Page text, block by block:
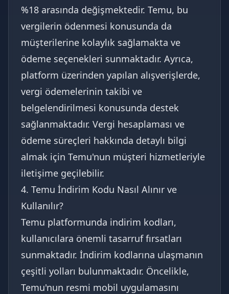
%18 arasında değişmektedir. Temu, bu
vergilerin ödenmesi konusunda da
müşterilerine kolaylık sağlamakta ve
ödeme seçenekleri sunmaktadır. Ayrıca,
platform üzerinden yapılan alışverişlerde,
vergi ödemelerinin takibi ve
belgelendirilmesi konusunda destek
sağlanmaktadır. Vergi hesaplaması ve
ödeme süreçleri hakkında detaylı bilgi
almak için Temu'nun müşteri hizmetleriyle
iletişime geçilebilir.
4. Temu İndirim Kodu Nasıl Alınır ve
Kullanılır?
Temu platformunda indirim kodları,
kullanıcılara önemli tasarruf fırsatları
sunmaktadır. İndirim kodlarına ulaşmanın
çeşitli yolları bulunmaktadır. Öncelikle,
Temu'nun resmi mobil uygulamasını